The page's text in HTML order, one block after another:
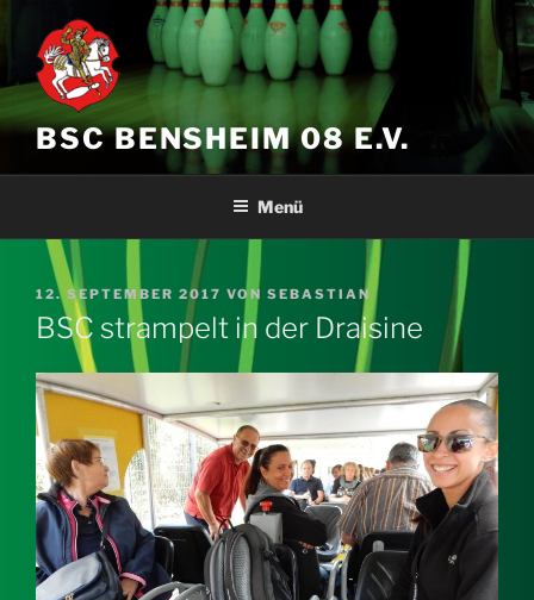
Inhalt
springen
BSC BENSHEIM 08 E.V.
Menü
VERÖFFENTLICHT
AM
12. SEPTEMBER 2017 VON SEBASTIAN
BSC strampelt in der Draisine